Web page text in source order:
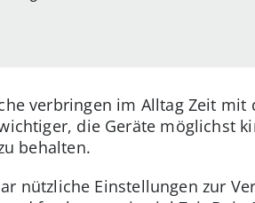
verbringen im Alltag Zeit
die Geräte möglichst
behalten.
nützliche Einstellungen zur